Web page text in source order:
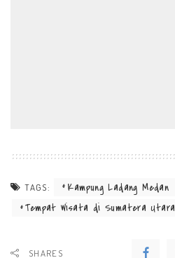
TAGS:
Kampung Ladang Medan
Tempat Wisata di Sumatera Utara
SHARES